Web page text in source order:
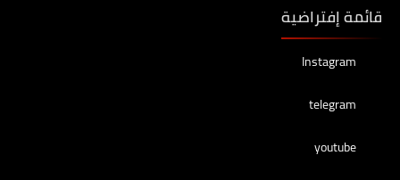
قائمة إفتراضية
Instagram
telegram
youtube